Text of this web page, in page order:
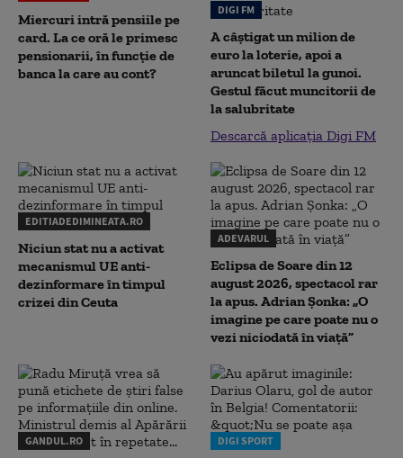
Miercuri intră pensiile pe
card. La ce oră le primesc
pensionarii, în funcție de
banca la care au cont?
DIGI FM
A câștigat un milion de
euro la loterie, apoi a
aruncat biletul la gunoi.
Gestul făcut muncitorii de
la salubritate
Descarcă aplicația Digi FM
EDITIADEDIMINEATA.RO
Niciun stat nu a activat
mecanismul UE anti-
dezinformare în timpul
crizei din Ceuta
ADEVARUL
Eclipsa de Soare din 12
august 2026, spectacol rar
la apus. Adrian Șonka: „O
imagine pe care poate nu o
vezi niciodată în viață”
GANDUL.RO DIGI SPORT